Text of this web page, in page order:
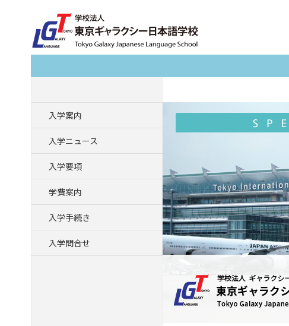
入学案内
入学ニュース
入学要項
学費案内
入学手続き
入学問合せ